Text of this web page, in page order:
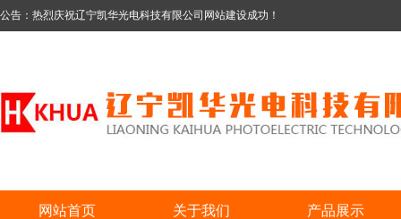
公告：热烈庆祝辽宁凯华光电科技有限公司网站建设成功！
网站首页 关于我们 产品展示